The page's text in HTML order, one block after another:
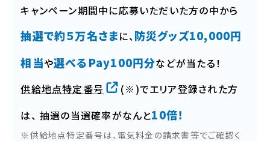
キャンペーン期間中に応募いただいた方の中から
抽選で約５万名さまに、防災グッズ10,000円
相当や選べるPay100円分などが当たる！
供給地点特定番号
(※)でエリア登録された方
は、 抽選の当選確率がなんと10倍！
※供給地点特定番号は、電気料金の請求書等でご確認く